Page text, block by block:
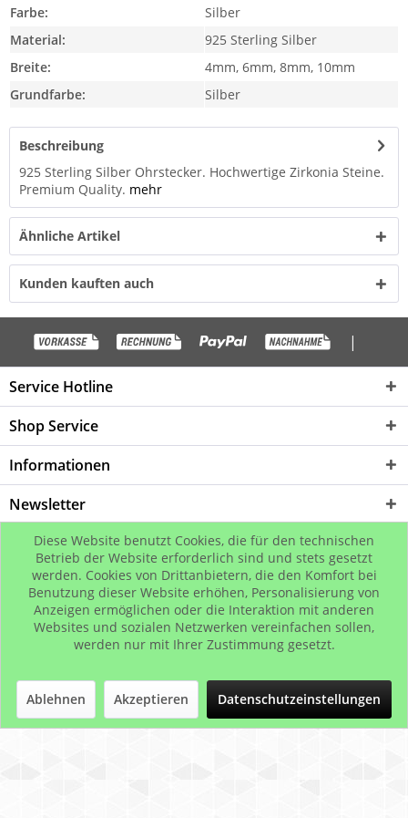
Farbe:
Silber
Material:
925 Sterling Silber
Breite:
4mm, 6mm, 8mm, 10mm
Grundfarbe:
Silber
Beschreibung
925 Sterling Silber Ohrstecker. Hochwertige Zirkonia Steine.
Premium Quality. mehr
Ähnliche Artikel
Kunden kauften auch
|
Service Hotline
Shop Service
Informationen
Newsletter
* Alle Preise inkl. gesetzl. Mehrwertsteuer zzgl.Versandkosten, wenn nicht
anders beschrieben
© B2Bling.com
Diese Website benutzt Cookies, die für den technischen
Betrieb der Website erforderlich sind und stets gesetzt
werden. Cookies von Drittanbietern, die den Komfort bei
Benutzung dieser Website erhöhen, Personalisierung von
Anzeigen ermöglichen oder die Interaktion mit anderen
Websites und sozialen Netzwerken vereinfachen sollen,
werden nur mit Ihrer Zustimmung gesetzt.
Ablehnen Akzeptieren Datenschutzeinstellungen